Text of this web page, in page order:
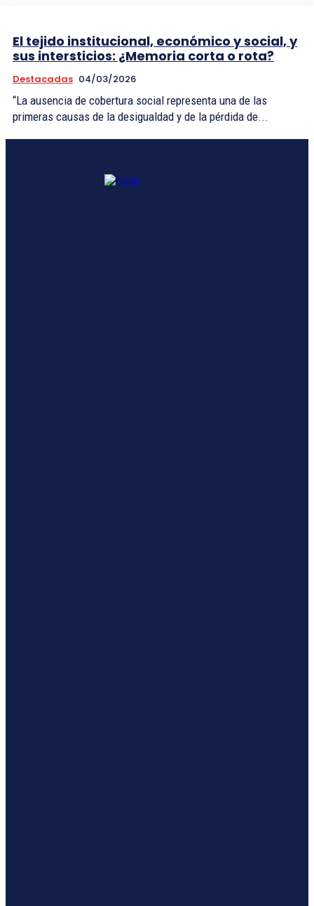
El tejido institucional, económico y social, y
sus intersticios: ¿Memoria corta o rota?
Destacadas 04/03/2026
“La ausencia de cobertura social representa una de las
primeras causas de la desigualdad y de la pérdida de...